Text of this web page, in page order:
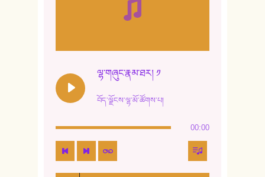
10. ཆང་གཞས། ༣
15. ཤམ་པ་ལ་ཡི་སྲས་མོ།
16. ལྷ་བུ་དར་བུ།
ལྷ་གཞུང་རྣམ་ཐར། ༡
བོད་ལྗོངས་ལྷ་མོ་ཚོགས་པ།
00:00